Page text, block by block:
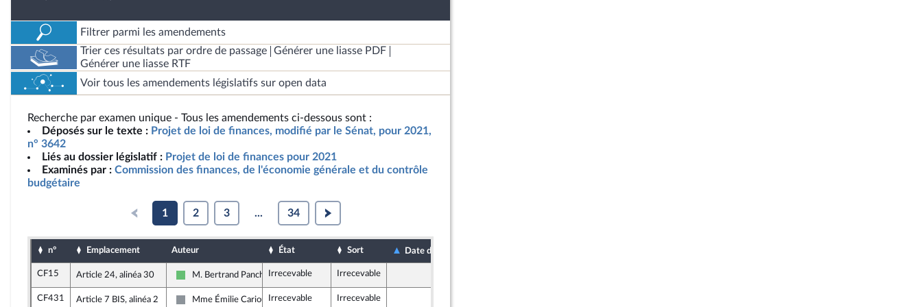
Filtrer parmi les amendements
Trier ces résultats par ordre de passage
Générer une liasse PDF
Générer une liasse RTF
Voir tous les amendements législatifs sur open data
Recherche par examen unique - Tous les amendements ci-dessous sont :
Déposés sur le texte : Projet de loi de finances, modifié par le Sénat, pour 2021,
n° 3642
Liés au dossier législatif : Projet de loi de finances pour 2021
Examinés par : Commission des finances, de l'économie générale et du contrôle
budgétaire
1 2 3 ... 34
n° Emplacement Auteur État Sort Date d'examen
CF15 Article 24, alinéa 30
Libertés et Territoires
M. Bertrand PancherIrrecevable Irrecevable
CF431 Article 7 BIS, alinéa 2
Non inscrit
Mme Émilie Cariou Irrecevable Irrecevable